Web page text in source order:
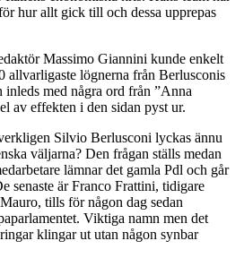
hur allt gick till och dessa upprepas
Massimo Giannini kunde enkelt
allvarligaste lögnerna från Berlusconis
med några ord från ”Anna
av effekten i den sidan pyst ur.
Silvio Berlusconi lyckas ännu
väljarna? Den frågan ställs medan
lämnar det gamla Pdl och går
senaste är Franco Frattini, tidigare
tills för någon dag sedan
Viktiga namn men det
klingar ut utan någon synbar